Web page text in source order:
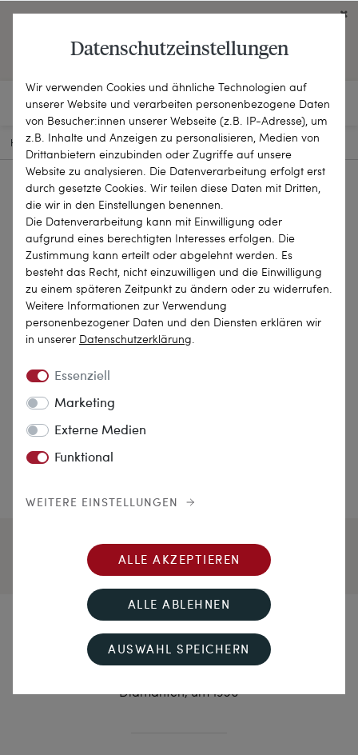
OPEN ENGLISH WEBSITE
HOME SCHMUCKSTÜCKE RINGE 26-0441
Dinner (Ring) for One
Diamanten, um 1930
Datenschutzeinstellungen
Wir verwenden Cookies und ähnliche Technologien auf
unserer Website und verarbeiten personenbezogene Daten
von Besucher:innen unserer Webseite (z.B. IP-Adresse), um
z.B. Inhalte und Anzeigen zu personalisieren, Medien von
Drittanbietern einzubinden oder Zugriffe auf unsere
Website zu analysieren. Die Datenverarbeitung erfolgt erst
durch gesetzte Cookies. Wir teilen diese Daten mit Dritten,
die wir in den Einstellungen benennen.
Die Datenverarbeitung kann mit Einwilligung oder
aufgrund eines berechtigten Interesses erfolgen. Die
Zustimmung kann erteilt oder abgelehnt werden. Es
besteht das Recht, nicht einzuwilligen und die Einwilligung
zu einem späteren Zeitpunkt zu ändern oder zu widerrufen.
Weitere Informationen zur Verwendung
personenbezogener Daten und den Diensten erklären wir
in unserer Daten­schutz­erklärung.
Essenziell
Marketing
Externe Medien
Funktional
WEITERE EINSTELLUNGEN
ALLE AKZEPTIEREN
ALLE ABLEHNEN
AUSWAHL SPEICHERN